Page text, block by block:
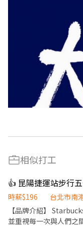
相似打工
時薪$196
台北市南
【品牌介紹】
並重視每一次與人們之